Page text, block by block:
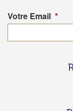
Votre Email *